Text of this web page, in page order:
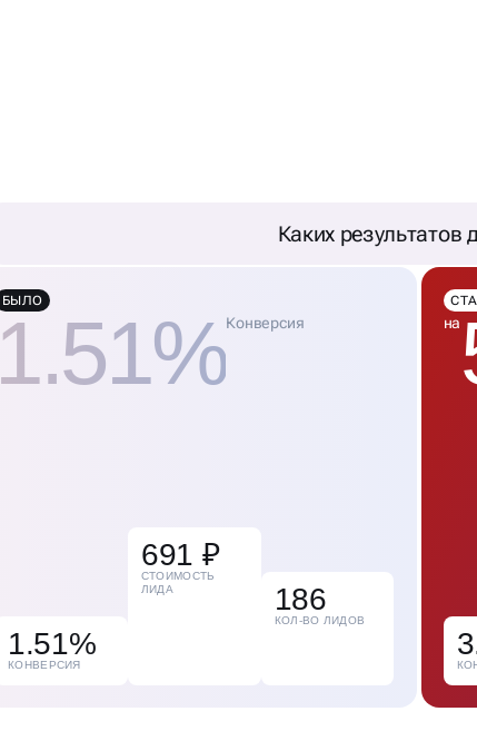
Каких результатов
БЫЛО
1.51%Конверсия
1.51%
КОНВЕРСИЯ
691 ₽
СТОИМОСТЬ
ЛИДА
186
КОЛ-ВО ЛИДОВ
на